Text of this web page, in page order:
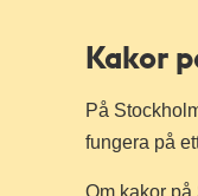
Kakor
På
fungera på
Om kakor